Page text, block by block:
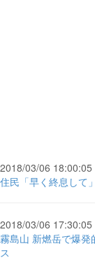
2018/03/06 18:00:05
住民「早く終息して
2018/03/06 17:30:05
霧島山 新燃岳で爆
ス